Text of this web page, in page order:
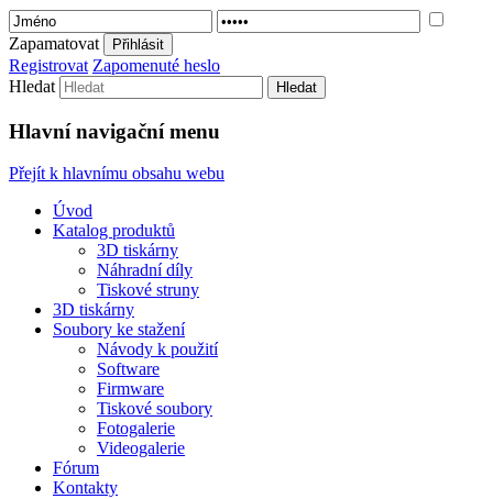
Zapamatovat
Registrovat Zapomenuté heslo
3D tiskárny FELIX
Popis 3D tiskáren
Hledat
Hlavní navigační menu
Přejít k hlavnímu obsahu webu
Úvod
Katalog produktů
3D tiskárny
Náhradní díly
Tiskové struny
3D tiskárny
Soubory ke stažení
Návody k použití
Software
Firmware
Tiskové soubory
Fotogalerie
Videogalerie
Fórum
Kontakty